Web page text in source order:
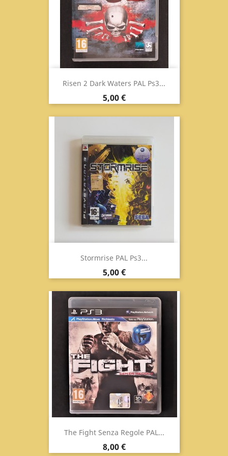
Risen 2 Dark Waters PAL Ps3...
Prezzo
5,00 €
Stormrise PAL Ps3...
Prezzo
5,00 €
The Fight Senza Regole PAL...
Prezzo
8,00 €